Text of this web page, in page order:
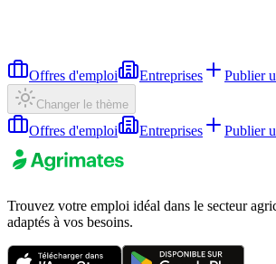
Offres d'emploi Entreprises Publier
Changer le thème
Offres d'emploi Entreprises Publier
Trouvez votre emploi idéal dans le secteur
adaptés à vos besoins.